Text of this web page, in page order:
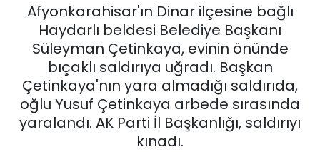
Afyonkarahisar'ın Dinar ilçesine bağlı
Haydarlı beldesi Belediye Başkanı
Süleyman Çetinkaya, evinin önünde
bıçaklı saldırıya uğradı. Başkan
Çetinkaya'nın yara almadığı saldırıda,
oğlu Yusuf Çetinkaya arbede sırasında
yaralandı. AK Parti İl Başkanlığı, saldırıyı
kınadı.
EĞİTİM
EKONOMİ
English News
GÜNCEL
Tüm Manşetler
Son Dakika Haberleri
Haber Arşivi